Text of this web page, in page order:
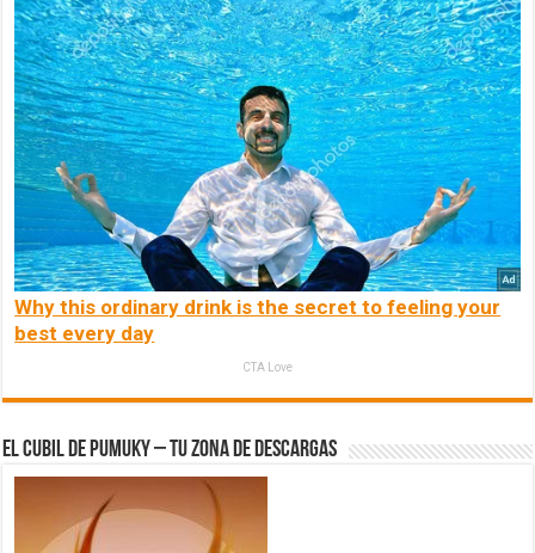
Why this ordinary drink is the secret to feeling your
best every day
CTA Love
El Cubil de Pumuky – Tu zona de Descargas